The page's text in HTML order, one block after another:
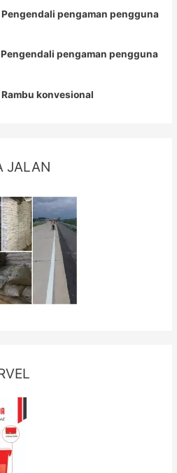
Pengendali pengaman pengguna
Pengendali pengaman pengguna
Rambu konvesional
JALAN